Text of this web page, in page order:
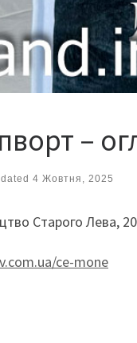
–
4 Жовтня, 2025
Старого Лева,
ce-mone